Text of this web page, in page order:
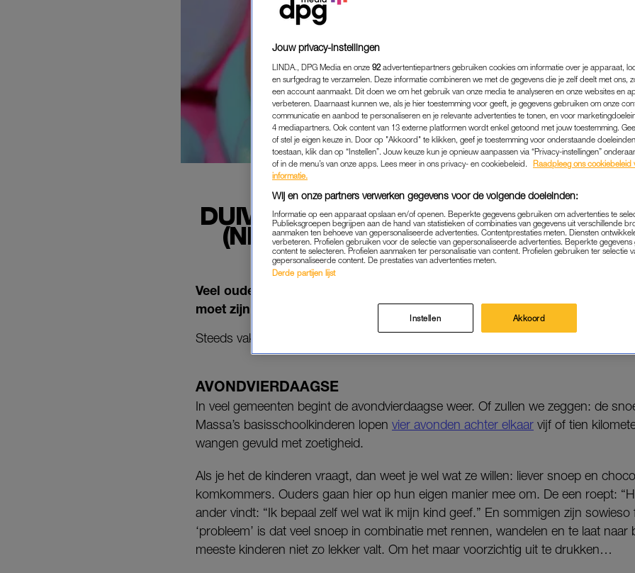
DUIVELS DILEMMA: HOEVEEL
(NIET) MEE VOOR DE
25-05-2024 | JESSICA DE JONG
Veel ouders worstelen met de vraag waarom de avondvierdaagse altijd
moet zijn. Verbied je snoep? Doseer je het? Of hoort het er gewoon bij?
Steeds vaker gaan stemmen op om hier goede afspraken over te maken.
AVONDVIERDAAGSE
In veel gemeenten begint de avondvierdaagse weer. Of zullen we zeggen: de
Massa’s basisschoolkinderen lopen vier avonden achter elkaar vijf of tien
wangen gevuld met zoetigheid.
Als je het de kinderen vraagt, dan weet je wel wat ze willen: liever snoep en
komkommers. Ouders gaan hier op hun eigen manier mee om. De een roept:
ander vindt: “Ik bepaal zelf wel wat ik mijn kind geef.” En sommigen zijn
‘probleem’ is dat veel snoep in combinatie met rennen, wandelen en te laat naar
meeste kinderen niet zo lekker valt. Om het maar voorzichtig uit te drukken…
Jouw privacy-instellingen
LINDA., DPG Media en onze 92 advertentiepartners gebruiken cookies om informatie over je apparaat,
en surfgedrag te verzamelen. Deze informatie combineren we met de gegevens die je zelf deelt met ons,
een account aanmaakt. Dit doen we om het gebruik van onze media te analyseren en onze websites en
verbeteren. Daarnaast kunnen we, als je hier toestemming voor geeft, je gegevens gebruiken om onze
communicatie en aanbod te personaliseren en je relevante advertenties te tonen, en voor
4 mediapartners. Ook content van 13 externe platformen wordt enkel getoond met jouw toestemming.
of stel je eigen keuze in. Door op "Akkoord" te klikken, geef je toestemming voor onderstaande
toestaan, klik dan op “Instellen”. Jouw keuze kun je opnieuw aanpassen via “Privacy-instellingen”
of in de menu’s van onze apps. Lees meer in ons privacy- en cookiebeleid.
Raadpleeg ons cookiebeleid
informatie.
Wij en onze partners verwerken gegevens voor de volgende doeleinden:
Informatie op een apparaat opslaan en/of openen. Beperkte gegevens gebruiken om advertenties te
Publieksgroepen begrijpen aan de hand van statistieken of combinaties van gegevens uit verschillende
aanmaken ten behoeve van gepersonaliseerde advertenties. Contentprestaties meten. Diensten
verbeteren. Profielen gebruiken voor de selectie van gepersonaliseerde advertenties. Beperkte
content te selecteren. Profielen aanmaken ter personalisatie van content. Profielen gebruiken ter selectie
gepersonaliseerde content. De prestaties van advertenties meten.
Derde partijen lijst
Instellen Akkoord